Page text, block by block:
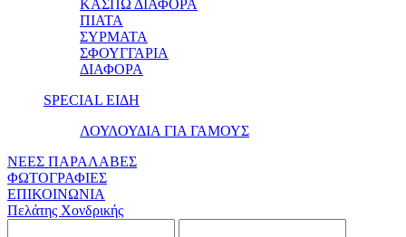
ΚΑΣΠΩ ΔΙΑΦΟΡΑ
ΠΙΑΤΑ
ΣΥΡΜΑΤΑ
ΣΦΟΥΓΓΑΡΙΑ
ΔΙΑΦΟΡΑ
SPECIAL ΕΙΔΗ
ΛΟΥΛΟΥΔΙΑ ΓΙΑ ΓΑΜΟΥΣ
ΝΕΕΣ ΠΑΡΑΛΑΒΕΣ
ΦΩΤΟΓΡΑΦΙΕΣ
ΕΠΙΚΟΙΝΩΝΙΑ
Πελάτης Χονδρικής